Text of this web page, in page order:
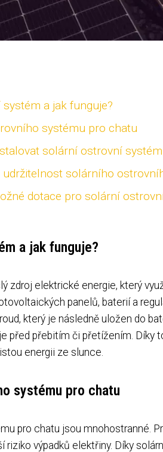
a jak funguje?
systému pro chatu
solární ostrovní
udržitelnost solárního
dotace pro solární
a jak funguje?
zdroj elektrické energie, který
panelů, baterií a
který je následně uložen do
před přebitím či přetížením.
energii ze slunce.
systému pro chatu
pro chatu jsou mnohostranné.
výpadků elektřiny. Díky